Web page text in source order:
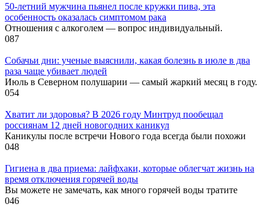
50-летний мужчина пьянел после кружки пива, эта
особенность оказалась симптомом рака
Отношения с алкоголем — вопрос индивидуальный.
087
Собачьи дни: ученые выяснили, какая болезнь в июле в два
раза чаще убивает людей
Июль в Северном полушарии — самый жаркий месяц в году.
054
Хватит ли здоровья? В 2026 году Минтруд пообещал
россиянам 12 дней новогодних каникул
Каникулы после встречи Нового года всегда были похожи
048
Гигиена в два приема: лайфхаки, которые облегчат жизнь на
время отключения горячей воды
Вы можете не замечать, как много горячей воды тратите
046